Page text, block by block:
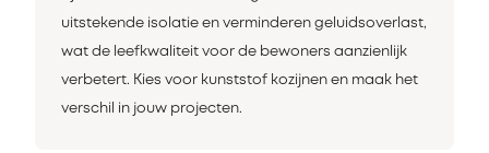
uitstekende isolatie en verminderen geluidsoverlast,
wat de leefkwaliteit voor de bewoners aanzienlijk
verbetert. Kies voor kunststof kozijnen en maak het
verschil in jouw projecten.